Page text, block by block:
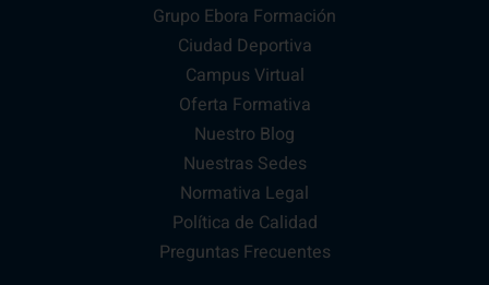
Grupo Ebora Formación
Ciudad Deportiva
Campus Virtual
Oferta Formativa
Nuestro Blog
Nuestras Sedes
Normativa Legal
Política de Calidad
Preguntas Frecuentes